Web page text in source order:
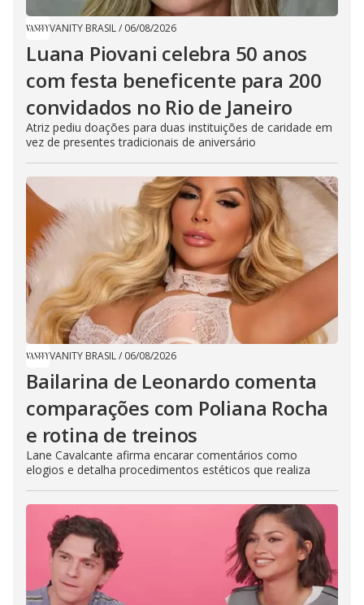
VANITY BRASIL/ 06/08/2026
Luana Piovani celebra 50 anos
com festa beneficente para 200
convidados no Rio de Janeiro
Atriz pediu doações para duas instituições de caridade em
vez de presentes tradicionais de aniversário
VANITY BRASIL/ 06/08/2026
Bailarina de Leonardo comenta
comparações com Poliana Rocha
e rotina de treinos
Lane Cavalcante afirma encarar comentários como
elogios e detalha procedimentos estéticos que realiza